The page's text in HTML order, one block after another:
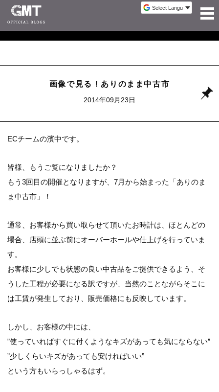
画像で見る！ありのまま中古市
2014年09月23日
ECチームの濱中です。
皆様、もうご覧になりましたか？
もう3回目の開催となりますが、7月から始まった「ありのま
ま中古市」！
通常、お客様から買い取らせて頂いたお時計は、ほとんどの
場合、店頭に並ぶ前にオーバーホールや仕上げを行っていま
す。
お客様に少しでも状態の良い中古品をご提供できるよう、そ
うした工程が必要になる訳ですが、当然のことながらそこに
は工賃が発生しており、販売価格にも反映しています。
しかし、お客様の中には、
”使っていればすぐに付くようなキズがあっても気にならない”
”少しくらいキズがあっても安ければいい”
という方もいらっしゃるはず。